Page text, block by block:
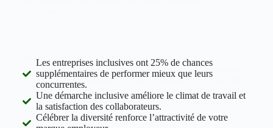
Pourquoi agir pour la diversité et l’inclusion ?
Le Challenge Tous Uniquessensibilise vos collaborateurs à
l’importance de la diversité et de l’inclusion. À travers des
activités interactives et collaboratives, ce Challenge brise
les stéréotypes et favorise une culture inclusive et
respectueuse.
Les entreprises inclusives ont 25% de chances
supplémentaires de performer mieux que leurs
concurrentes.
Une démarche inclusive améliore le climat de travail et
la satisfaction des collaborateurs.
Célébrer la diversité renforce l’attractivité de votre